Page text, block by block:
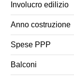
Involucro edilizio
Anno costruzione
Spese PPP
Balconi